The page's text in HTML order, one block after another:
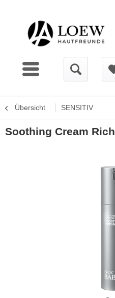
Übersicht SENSITIV
Soothing Cream Rich